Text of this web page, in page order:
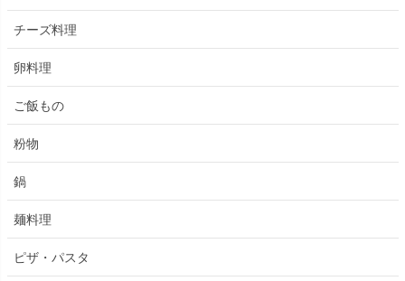
チーズ料理
卵料理
ご飯もの
粉物
鍋
麺料理
ピザ・パスタ